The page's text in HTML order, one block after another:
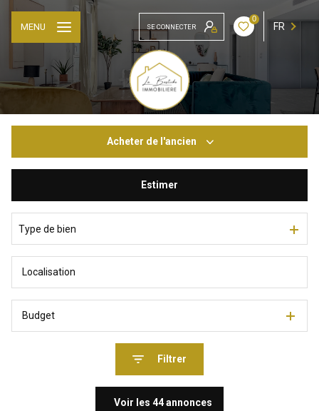
SE CONNECTER
0
FR
MENU
Acheter de l'ancien
De l'immo pro
Estimer
Type de bien
Budget
Filtrer
Voir les 44annonces